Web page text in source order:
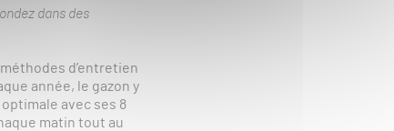
dans des
d’entretien
année, le gazon y
avec ses 8
matin tout au